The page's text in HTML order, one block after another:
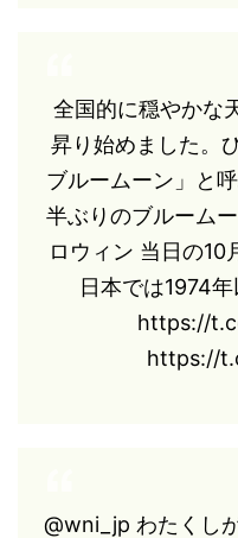
全国的に穏やかな
昇り始めました。
ブルームーン」と
半ぶりのブルーム
ロウィン 当日の10
日本では1974
https://
https://
@wni_jp わたくし